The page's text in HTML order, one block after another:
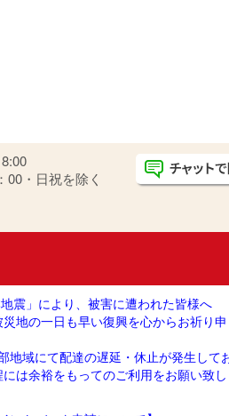
00・日祝を除く
震」により、被害に遭われた皆様へ
地の一日も早い復興を心からお祈り申
域にて配達の遅延・休止が発生して
は余裕をもってのご利用をお願い致し